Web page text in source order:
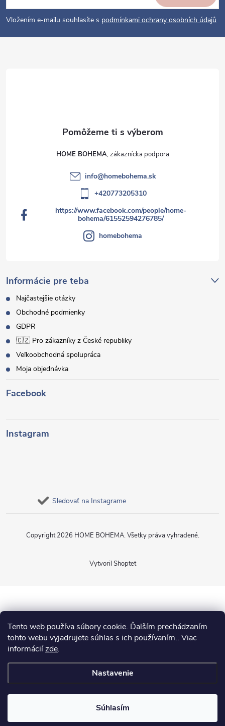
Tento web používa súbory cookie. Ďalším prechádzaním
tohto webu vyjadrujete súhlas s ich používaním.. Viac
informáciízde.
Nastavenie
Súhlasím
e
Vložením e-mailu souhlasíte s podmínkami ochrany osobních údajů
Informácie pre teba
Najčastejšie otázky
Obchodné podmienky
GDPR
🇨🇿 Pro zákazníky z České republiky
Veľkoobchodná spolupráca
Moja objednávka
HOME BOHEMA
info@homebohema.sk
+420773205310
https://www.facebook.com/people/home-
bohema/61552594276785/
homebohema
Facebook
Instagram
Sledovať na Instagrame
Vytvoril Shoptet
Copyright 2026 HOME BOHEMA. Všetky práva vyhradené.